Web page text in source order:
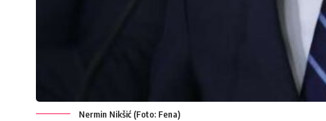
Nermin Nikšić (Foto: Fena)